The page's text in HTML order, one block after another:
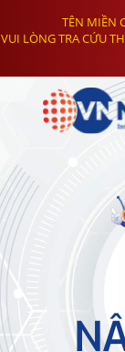
TÊN MIỀN
VUI LÒNG TRA CỨU